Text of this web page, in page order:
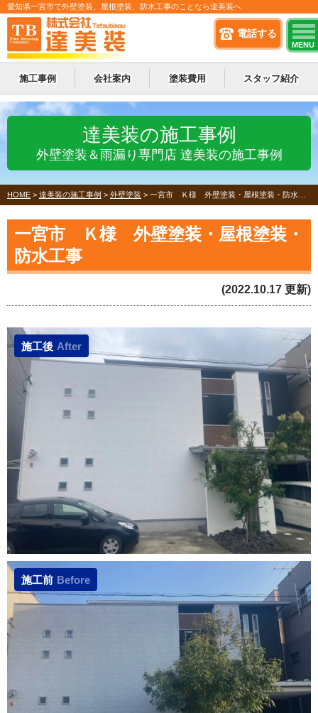
電話する
MENU
愛知県一宮市で外壁塗装、屋根塗装、防水工事のことなら達美装へ
施工事例 会社案内 塗装費用 スタッフ紹介
達美装の施工事例
外壁塗装＆雨漏り専門店 達美装の施工事例
HOME > 達美装の施工事例 > 外壁塗装 > 一宮市 Ｋ様 外壁塗装・屋根塗装・防水工事
一宮市 Ｋ様 外壁塗装・屋根塗装・
防水工事
(2022.10.17 更新)
施工後 After
施工前 Before